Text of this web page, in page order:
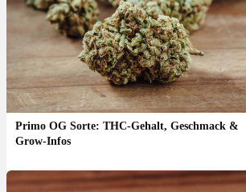
Primo OG Sorte: THC-Gehalt, Geschmack &
Grow-Infos